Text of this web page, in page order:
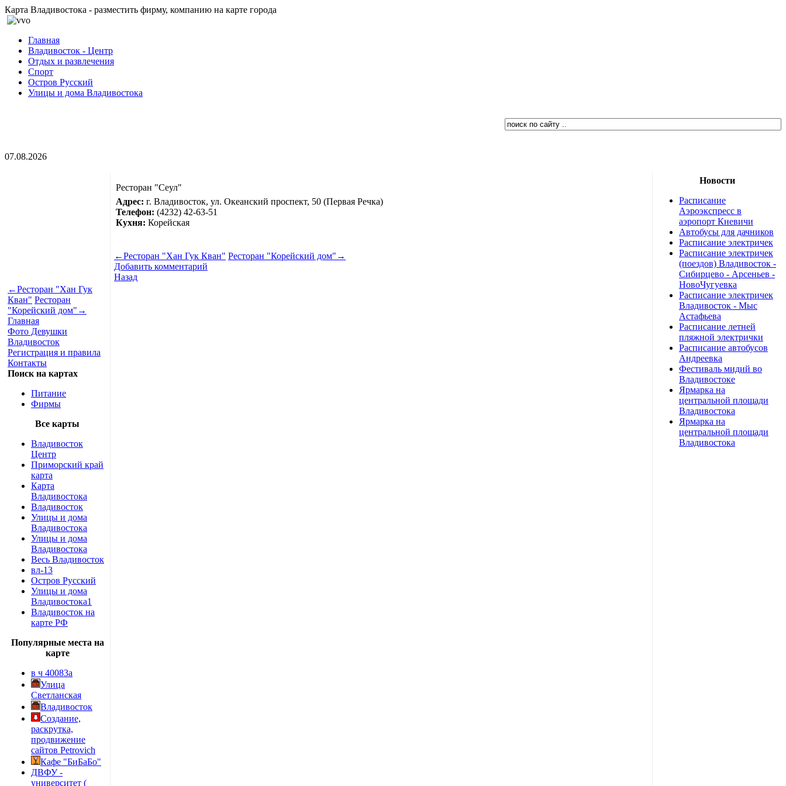
Карта Владивостока - разместить фирму, компанию на карте города
Главная
Владивосток - Центр
Отдых и развлечения
Спорт
Остров Русский
Улицы и дома Владивостока
07.08.2026
←Ресторан "Хан Гук
Кван" Ресторан
"Корейский дом" →
Главная
Фото Девушки
Владивосток
Регистрация и правила
Контакты
Поиск на картах
Питание
Фирмы
Все карты
Владивосток
Центр
Приморский край
карта
Карта
Владивостока
Владивосток
Улицы и дома
Владивостока
Улицы и дома
Владивостока
Весь Владивосток
вл-13
Остров Русский
Улицы и дома
Владивостока1
Владивосток на
карте РФ
Популярные места на
карте
в ч 40083а
Улица
Светланская
Владивосток
Создание,
раскрутка,
продвижение
сайтов Petrovich
Кафе "БиБаБо"
ДВФУ -
университет (
Ресторан "Сеул"
Адрес: г. Владивосток, ул. Океанский проспект, 50 (Первая Речка)
Телефон: (4232) 42-63-51
Кухня: Корейская
←Ресторан "Хан Гук Кван" Ресторан "Корейский дом" →
Добавить комментарий
Назад
Новости
Расписание
Аэроэкспресс в
аэропорт Кневичи
Автобусы для дачников
Расписание электричек
Расписание электричек
(поездов) Владивосток -
Сибирцево - Арсеньев -
НовоЧугуевка
Расписание электричек
Владивосток - Мыс
Астафьева
Расписание летней
пляжной электрички
Расписание автобусов
Андреевка
Фестиваль мидий во
Владивостоке
Ярмарка на
центральной площади
Владивостока
Ярмарка на
центральной площади
Владивостока